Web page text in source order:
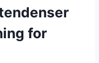
for